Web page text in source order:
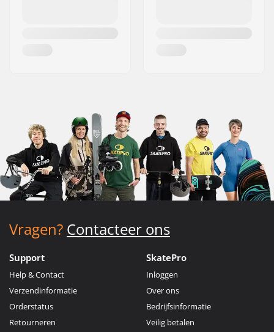
Vragen? Contacteer ons
Support
Help & Contact
Verzendinformatie
Orderstatus
Retourneren
SkatePro
Inloggen
Over ons
Bedrijfsinformatie
Veilig betalen